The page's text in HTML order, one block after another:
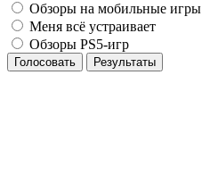
Обзоры на мобильные игры
Меня всё устраивает
Обзоры PS5-игр
Голосовать Результаты